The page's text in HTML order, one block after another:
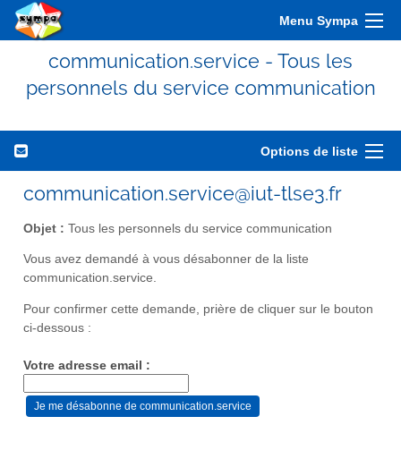
Menu Sympa
communication.service - Tous les
personnels du service communication
Options de liste
communication.service@iut-tlse3.fr
Objet : Tous les personnels du service communication
Vous avez demandé à vous désabonner de la liste
communication.service.
Pour confirmer cette demande, prière de cliquer sur le bouton
ci-dessous :
Votre adresse email :